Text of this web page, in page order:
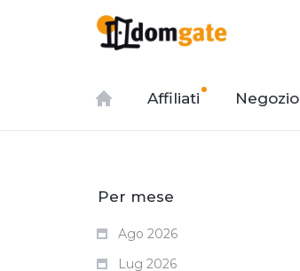
Affiliati Negozio
Per mese
Ago 2026
Lug 2026